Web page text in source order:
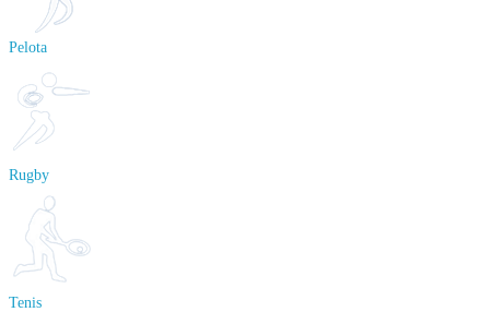
Pelota
Rugby
Tenis